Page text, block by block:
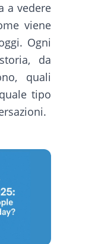
a vedere
viene
Ogni
da
quali
tipo